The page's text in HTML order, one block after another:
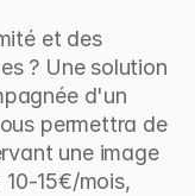
et des
? Une solution
d'un
permettra de
une image
15€/mois,